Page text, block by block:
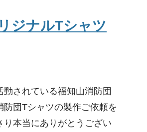
ジナルTシャツ
されている福知山消防団
防団Tシャツの製作ご依頼を
本当にありがとうござい